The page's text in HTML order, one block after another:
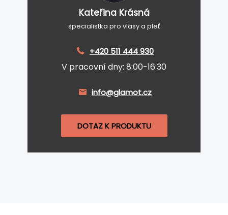
Kateřina Krásná
specialistka pro vlasy a pleť
+420 511 444 930
V pracovní dny: 8:00-16:30
info@glamot.cz
DOTAZ K PRODUKTU